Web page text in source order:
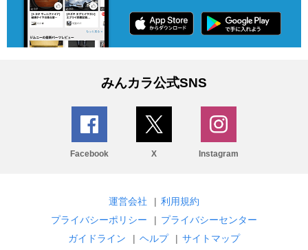
みんカラ公式SNS
Facebook X Instagram
運営会社 | 利用規約
プライバシーポリシー
| プライバシーセンター
ガイドライン
| ヘルプ | サイトマップ